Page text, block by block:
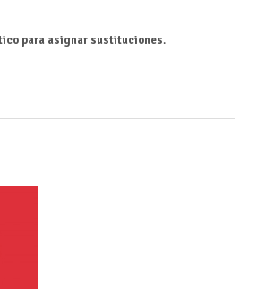
para asignar sustituciones.